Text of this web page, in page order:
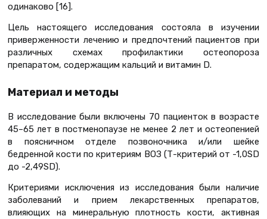
одинаково [16].
Цель настоящего исследования состояла в изучении
приверженности лечению и предпочтений пациентов при
различных схемах профилактики остеопороза
препаратом, содержащим кальций и витамин D.
Материал и методы
В исследование были включены 70 пациенток в возрасте
45–65 лет в постменопаузе не менее 2 лет и остеопенией
в поясничном отделе позвоночника и/или шейке
бедренной кости по критериям ВОЗ (Т-критерий от -1,0SD
до -2,49SD).
Критериями исключения из исследования были наличие
заболеваний и прием лекарственных препаратов,
влияющих на минеральную плотность кости, активная